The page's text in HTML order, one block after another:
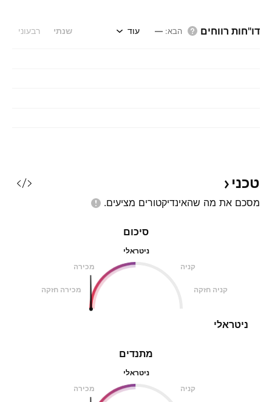
דו"חות רווחים הבא:
— שנתי רבעוני עוד
טכני
מסכם את מה שהאינדיקטורים מציעים.
מתנדים
ניטראלי
מכירה
קניה
סיכום
ניטראלי
מכירה
קניה
מכירה חזקה קניה חזקה
ניטראלי